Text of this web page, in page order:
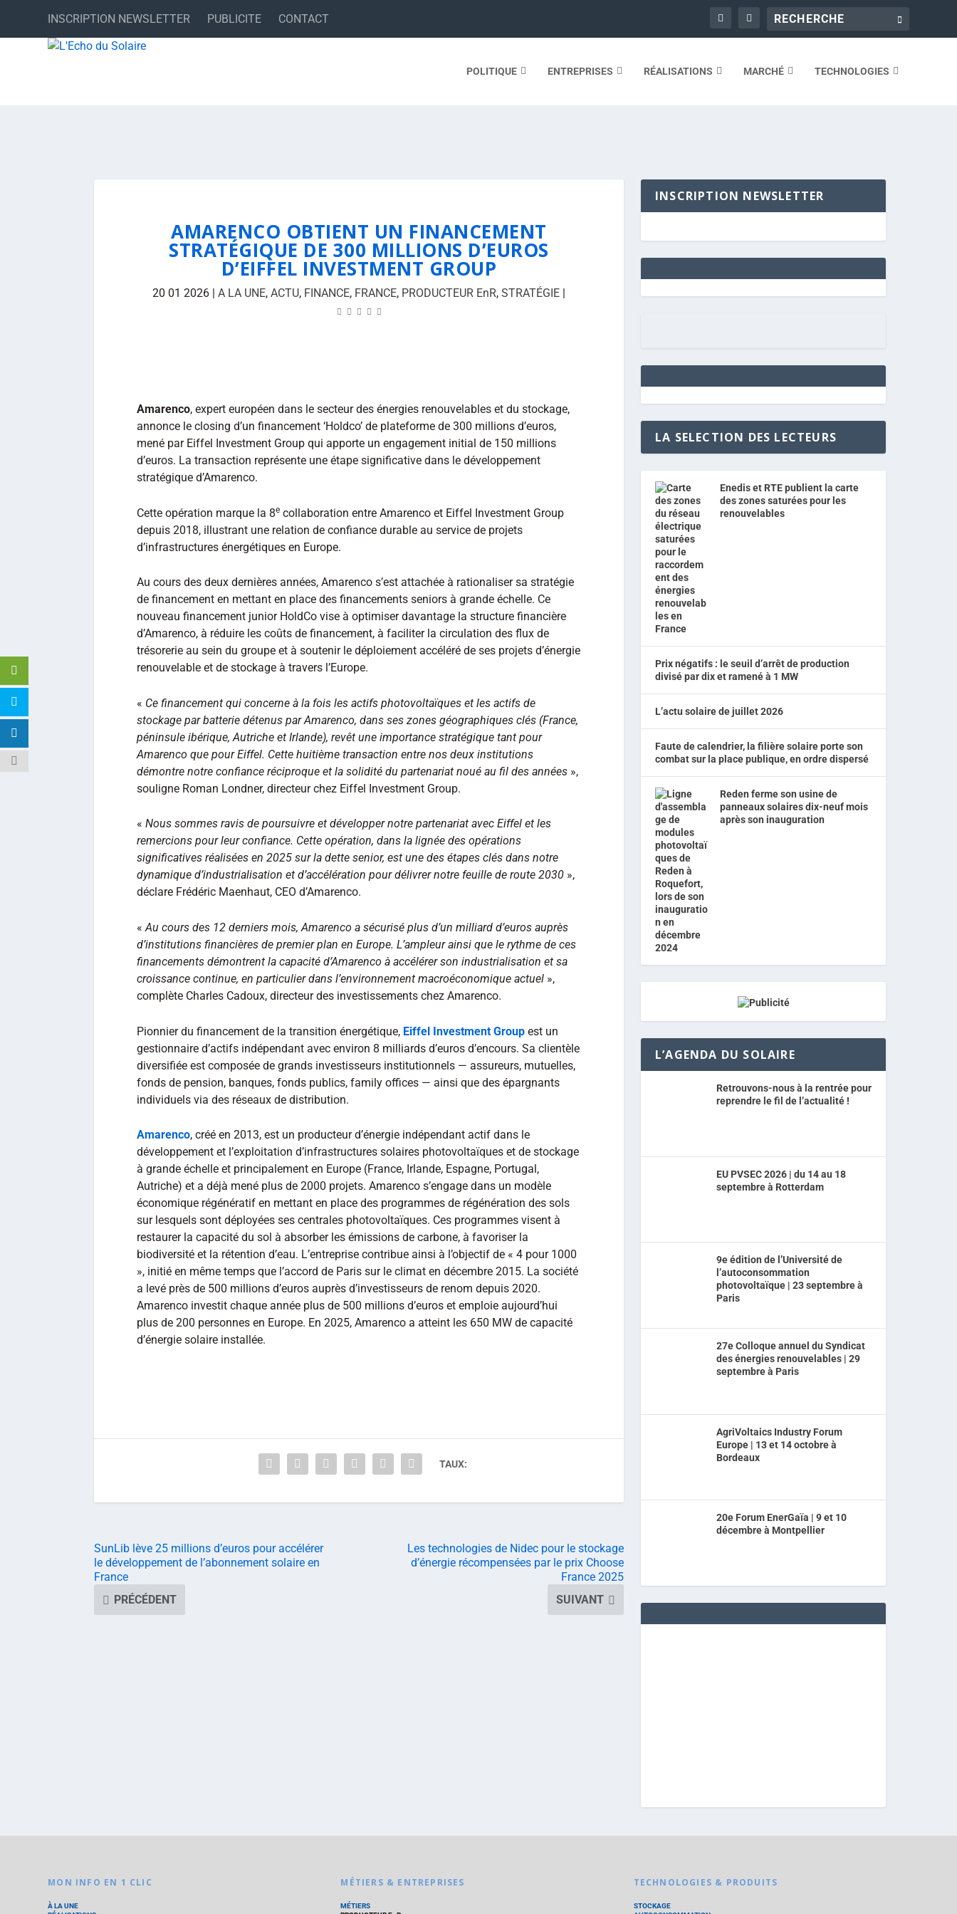
INSCRIPTION NEWSLETTER PUBLICITE CONTACT
POLITIQUE ENTREPRISES RÉALISATIONS MARCHÉ TECHNOLOGIES
AMARENCO OBTIENT UN FINANCEMENT
STRATÉGIQUE DE 300 MILLIONS D’EUROS
D’EIFFEL INVESTMENT GROUP
20 01 2026 | A LA UNE, ACTU, FINANCE, FRANCE, PRODUCTEUR EnR, STRATÉGIE |
Amarenco, expert européen dans le secteur des énergies renouvelables et du stockage,
annonce le closing d’un financement ‘Holdco’ de plateforme de 300 millions d’euros,
mené par Eiffel Investment Group qui apporte un engagement initial de 150 millions
d’euros. La transaction représente une étape significative dans le développement
stratégique d’Amarenco.
Cette opération marque la 8e collaboration entre Amarenco et Eiffel Investment Group
depuis 2018, illustrant une relation de confiance durable au service de projets
d’infrastructures énergétiques en Europe.
Au cours des deux dernières années, Amarenco s’est attachée à rationaliser sa stratégie
de financement en mettant en place des financements seniors à grande échelle. Ce
nouveau financement junior HoldCo vise à optimiser davantage la structure financière
d’Amarenco, à réduire les coûts de financement, à faciliter la circulation des flux de
trésorerie au sein du groupe et à soutenir le déploiement accéléré de ses projets d’énergie
renouvelable et de stockage à travers l’Europe.
« Ce financement qui concerne à la fois les actifs photovoltaïques et les actifs de
stockage par batterie détenus par Amarenco, dans ses zones géographiques clés (France,
péninsule ibérique, Autriche et Irlande), revêt une importance stratégique tant pour
Amarenco que pour Eiffel. Cette huitième transaction entre nos deux institutions
démontre notre confiance réciproque et la solidité du partenariat noué au fil des années »,
souligne Roman Londner, directeur chez Eiffel Investment Group.
« Nous sommes ravis de poursuivre et développer notre partenariat avec Eiffel et les
remercions pour leur confiance. Cette opération, dans la lignée des opérations
significatives réalisées en 2025 sur la dette senior, est une des étapes clés dans notre
dynamique d’industrialisation et d’accélération pour délivrer notre feuille de route 2030 »,
déclare Frédéric Maenhaut, CEO d’Amarenco.
«Au cours des 12 derniers mois, Amarenco a sécurisé plus d’un milliard d’euros auprès
d’institutions financières de premier plan en Europe. L’ampleur ainsi que le rythme de ces
financements démontrent la capacité d’Amarenco à accélérer son industrialisation et sa
croissance continue, en particulier dans l’environnement macroéconomique actuel »,
complète Charles Cadoux, directeur des investissements chez Amarenco.
Pionnier du financement de la transition énergétique, Eiffel Investment Group est un
gestionnaire d’actifs indépendant avec environ 8 milliards d’euros d’encours. Sa clientèle
diversifiée est composée de grands investisseurs institutionnels — assureurs, mutuelles,
fonds de pension, banques, fonds publics, family offices — ainsi que des épargnants
individuels via des réseaux de distribution.
Amarenco, créé en 2013, est un producteur d’énergie indépendant actif dans le
développement et l’exploitation d’infrastructures solaires photovoltaïques et de stockage
à grande échelle et principalement en Europe (France, Irlande, Espagne, Portugal,
Autriche) et a déjà mené plus de 2000 projets. Amarenco s’engage dans un modèle
économique régénératif en mettant en place des programmes de régénération des sols
sur lesquels sont déployées ses centrales photovoltaïques. Ces programmes visent à
restaurer la capacité du sol à absorber les émissions de carbone, à favoriser la
biodiversité et la rétention d’eau. L’entreprise contribue ainsi à l’objectif de « 4 pour 1000
», initié en même temps que l’accord de Paris sur le climat en décembre 2015. La société
a levé près de 500 millions d’euros auprès d’investisseurs de renom depuis 2020.
Amarenco investit chaque année plus de 500 millions d’euros et emploie aujourd’hui
plus de 200 personnes en Europe. En 2025, Amarenco a atteint les 650 MW de capacité
d’énergie solaire installée.
TAUX:
SunLib lève 25 millions d’euros pour accélérer
le développement de l’abonnement solaire en
France
PRÉCÉDENT
Les technologies de Nidec pour le stockage
d’énergie récompensées par le prix Choose
France 2025
SUIVANT
INSCRIPTION NEWSLETTER
LA SELECTION DES LECTEURS
Enedis et RTE publient la carte
des zones saturées pour les
renouvelables
Prix négatifs : le seuil d’arrêt de production
divisé par dix et ramené à 1 MW
L’actu solaire de juillet 2026
Faute de calendrier, la filière solaire porte son
combat sur la place publique, en ordre dispersé
Reden ferme son usine de
panneaux solaires dix-neuf mois
après son inauguration
L’AGENDA DU SOLAIRE
Retrouvons-nous à la rentrée pour
reprendre le fil de l’actualité !
EU PVSEC 2026 | du 14 au 18
septembre à Rotterdam
9e édition de l’Université de
l’autoconsommation
photovoltaïque | 23 septembre à
Paris
27e Colloque annuel du Syndicat
des énergies renouvelables | 29
septembre à Paris
AgriVoltaics Industry Forum
Europe | 13 et 14 octobre à
Bordeaux
20e Forum EnerGaïa | 9 et 10
décembre à Montpellier
MON INFO EN 1 CLIC
À LA UNE
MÉTIERS & ENTREPRISES
MÉTIERS
TECHNOLOGIES & PRODUITS
STOCKAGE